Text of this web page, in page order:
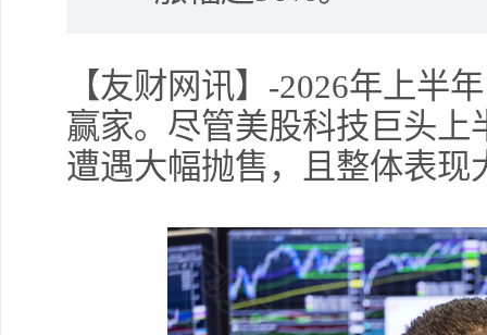
【友财网讯】-2026年上半
赢家。尽管美股科技巨头
遭遇大幅抛售，且整体表现